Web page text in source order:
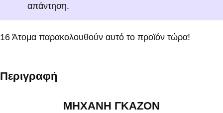
απάντηση.
16 Άτομα παρακολουθούν αυτό το προϊόν τώρα!
Περιγραφή
ΜΗΧΑΝΗ ΓΚΑΖΟΝ